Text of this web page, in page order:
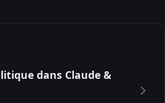
dans Claude &